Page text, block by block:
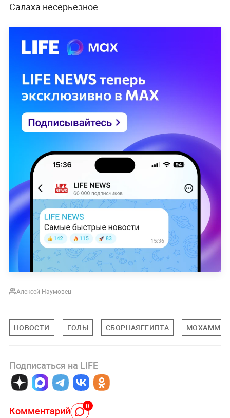
Салаха несерьёзное.
Алексей Наумовец
НОВОСТИ ГОЛЫ СБОРНАЯЕГИПТА
Подписаться на LIFE
Комментарий 0